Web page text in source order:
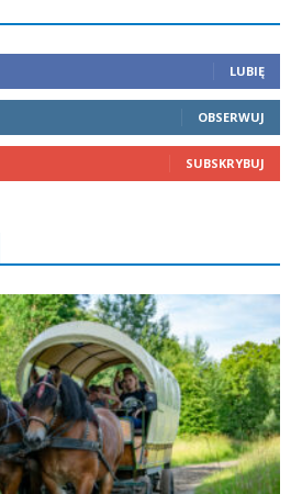
LUBIĘ
OBSERWUJ
SUBSKRYBUJ